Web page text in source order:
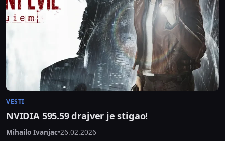
VESTI
NVIDIA 595.59 drajver je stigao!
Mihailo Ivanjac•26.02.2026